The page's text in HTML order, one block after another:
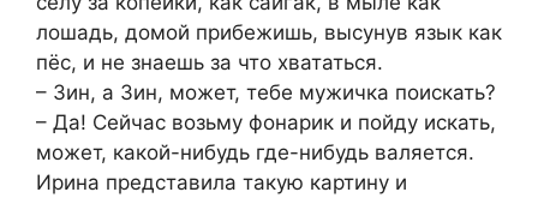
лошадь, домой прибежишь, высунув язык как
пёс, и не знаешь за что хвататься.
– Зин, а Зин, может, тебе мужичка поискать?
– Да! Сейчас возьму фонарик и пойду искать,
может, какой-нибудь где-нибудь валяется.
Ирина представила такую картину и